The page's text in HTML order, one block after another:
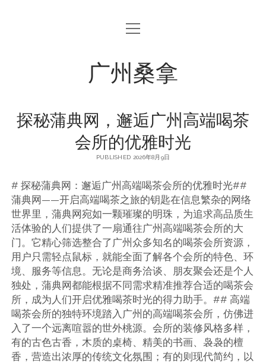
open
menu
广州桑拿
探秘蒲典网，邂逅广州高端喝茶
会所的优雅时光
PUBLISHED 2026年8月9日
# 探秘蒲典网：邂逅广州高端喝茶会所的优雅时光##
蒲典网——开启高端喝茶之旅的钥匙在信息繁杂的网络
世界里，蒲典网宛如一颗璀璨的明珠，为追求高品质生
活体验的人们提供了一扇通往广州高端喝茶会所的大
门。它精心筛选整合了广州众多知名的喝茶会所资源，
用户只需轻点鼠标，就能全面了解各个会所的特色、环
境、服务等信息。无论是商务洽谈、朋友聚会还是个人
独处，蒲典网都能根据不同需求精准推荐合适的喝茶会
所，成为人们开启优雅喝茶时光的得力助手。## 高端
喝茶会所的独特环境踏入广州的高端喝茶会所，仿佛进
入了一个远离喧嚣的世外桃源。会所的装修风格多样，
有的古色古香，木质的桌椅、精美的书画、袅袅的檀
香，营造出浓厚的传统文化氛围；有的则现代简约，以